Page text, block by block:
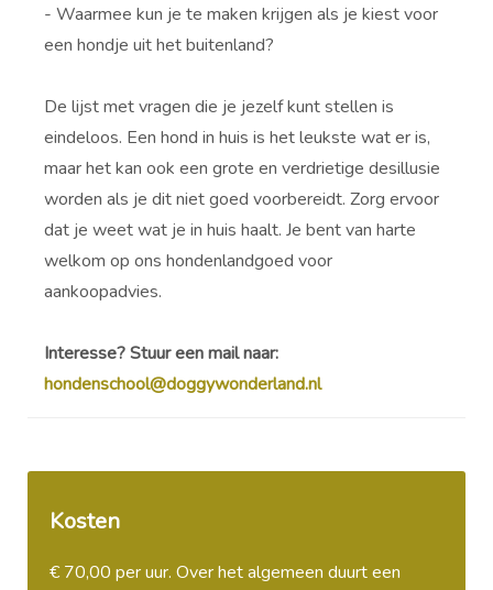
- Waarmee kun je te maken krijgen als je kiest voor
een hondje uit het buitenland?
De lijst met vragen die je jezelf kunt stellen is
eindeloos. Een hond in huis is het leukste wat er is,
maar het kan ook een grote en verdrietige desillusie
worden als je dit niet goed voorbereidt. Zorg ervoor
dat je weet wat je in huis haalt. Je bent van harte
welkom op ons hondenlandgoed voor
aankoopadvies.
Interesse? Stuur een mail naar:
hondenschool@doggywonderland.nl
Kosten
€ 70,00 per uur. Over het algemeen duurt een